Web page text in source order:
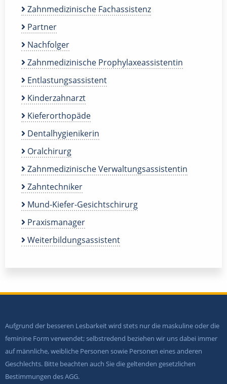
Zahnmedizinische Fachassistenz
Partner
Nachfolger
Zahnmedizinische Prophylaxeassistentin
Entlastungsassistent
Kinderzahnarzt
Kieferorthopäde
Dentalhygienikerin
Oralchirurg
Zahnmedizinische Verwaltungsassistentin
Zahntechniker
Mund-Kiefer-Gesichtschirurg
Praxismanager
Weiterbildungsassistent
Aufgrund der besseren Lesbarkeit wird stets nur die maskuline oder die
feminine Form verwendet; selbstredend beziehen wir uns dabei immer
auf männliche, weibliche Personen sowie Personen eines anderen
Geschlechts. Bitte beachten auch Sie die geltenden gesetzlichen
Bestimmungen des AGG.